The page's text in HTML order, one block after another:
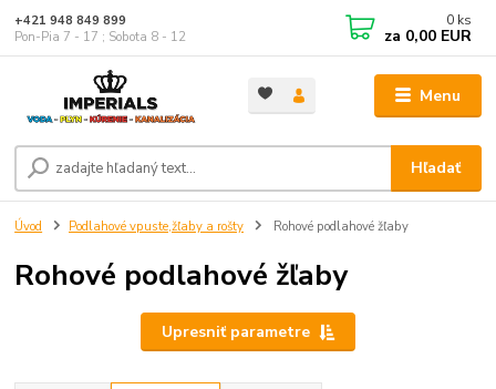
Menu
Hľadať
+421 948 849 899
Pon-Pia 7 - 17 ; Sobota 8 - 12
0 ks
za 0,00 EUR
Úvod Podlahové vpuste,žľaby a rošty Rohové podlahové žľaby
Rohové podlahové žľaby
Upresniť parametre